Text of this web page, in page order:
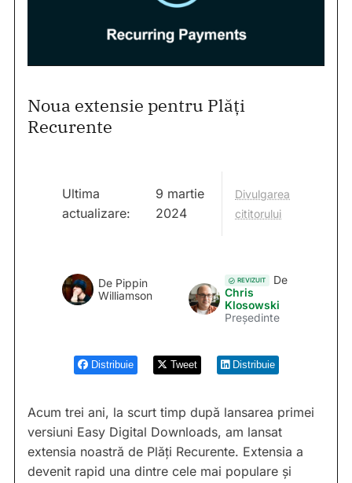
Noua extensie pentru Plăți
Recurente
Ultima
actualizare:
9 martie
2024
Divulgarea
cititorului
De Pippin
Williamson
REVIZUIT
De
Chris
Klosowski
Președinte
Distribuie Tweet Distribuie
Acum trei ani, la scurt timp după lansarea primei
versiuni Easy Digital Downloads, am lansat
extensia noastră de Plăți Recurente. Extensia a
devenit rapid una dintre cele mai populare și